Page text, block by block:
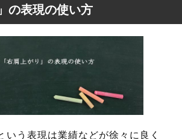
の表現の使い方
いう表現は業績などが徐々に良く